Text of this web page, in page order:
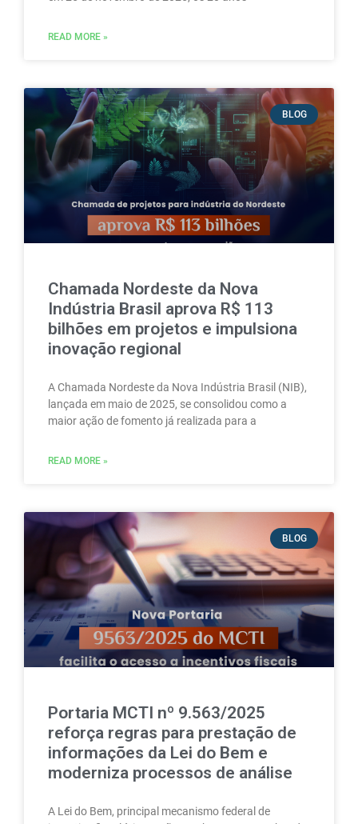
READ MORE »
BLOG
Chamada Nordeste da Nova
Indústria Brasil aprova R$ 113
bilhões em projetos e impulsiona
inovação regional
A Chamada Nordeste da Nova Indústria Brasil (NIB),
lançada em maio de 2025, se consolidou como a
maior ação de fomento já realizada para a
READ MORE »
BLOG
Portaria MCTI nº 9.563/2025
reforça regras para prestação de
informações da Lei do Bem e
moderniza processos de análise
A Lei do Bem, principal mecanismo federal de